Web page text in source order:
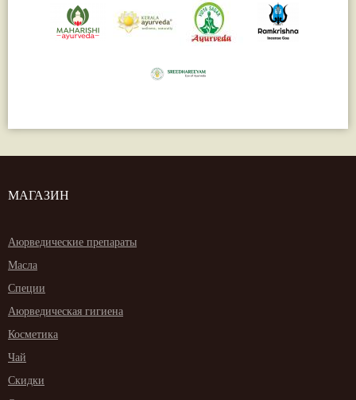
МАГАЗИН
Аюрведические препараты
Масла
Специи
Аюрведическая гигиена
Косметика
Чай
Скидки